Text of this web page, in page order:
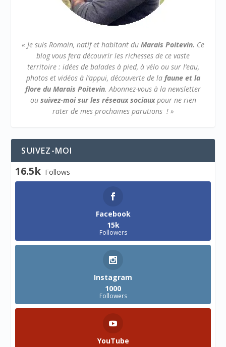
« Je suis Romain, natif et habitant du Marais Poitevin. Ce
blog vous fera découvrir les richesses de ce vaste
territoire : idées de balades à pied, à vélo ou sur l’eau,
photos et vidéos à l’appui, découverte de la faune et la
flore du Marais Poitevin.Abonnez-vous à la newsletter
ou suivez-moi sur les réseaux sociauxpour ne rien
rater de mes prochaines parutions ! »
SUIVEZ-MOI
16.5k Follows
Facebook
15k
Followers
Instagram
1000
Followers
YouTube